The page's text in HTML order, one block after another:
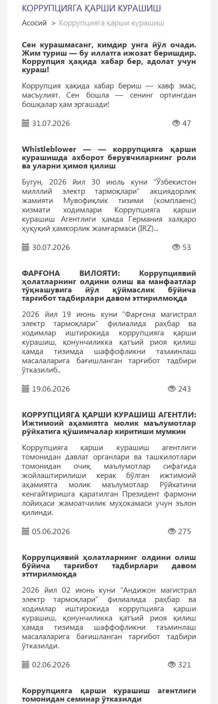
КОРРУПЦИЯГА ҚАРШИ КУРАШИШ
Асосий Коррупцияга қарши курашиш
Сен курашмасанг, кимдир унга йўл очади.
Жим туриш — бу иллатга ижозат беришдир.
Коррупция ҳақида хабар бер, адолат учун
кураш!
Коррупция ҳақида хабар бериш — хавф эмас,
масъулият. Сен бошла — сенинг ортингдан
бошқалар ҳам эргашади!
31.07.2026
47
Whistleblower — — коррупцияга қарши
курашишда ахборот берувчиларнинг роли
ва уларни ҳимоя қилиш
Бугун, 2026 йил 30 июль куни “Ўзбекистон
милллий электр тармоқлари” акциядорлик
жамияти Мувофиқлик тизими (комплаенс)
хизмати ходимлари Коррупцияга қарши
курашиш Агентлиги ҳамда Германия халқаро
ҳуқуқий ҳамкорлик жамғармаси (IRZ)...
30.07.2026
53
ФАРҒОНА ВИЛОЯТИ: Коррупциявий
ҳолатларнинг олдини олиш ва манфаатлар
тўқнашувига йўл қўймаслик бўйича
тарғибот тадбирлари давом эттирилмоқда
2026 йил 19 июнь куни “Фарғона магистрал
электр тармоқлари” филиалида раҳбар ва
ходимлар иштирокида коррупцияга қарши
курашиш, қонунчиликка қатъий риоя қилиш
ҳамда тизимда шаффофликни таъминлаш
масалаларига бағишланган тарғибот тадбири
ўтказилиб..
19.06.2026
243
КОРРУПЦИЯГА ҚАРШИ КУРАШИШ АГEНТЛИ:
Ижтимоий аҳамиятга молик маълумотлар
рўйхатига қўшимчалар киритиши мумкин
Коррупцияга қарши курашиш агентлиги
томонидан давлат органлари ва ташкилотлари
томонидан очиқ маълумотлар сифатида
жойлаштирилиши керак бўлган ижтимоий
аҳамиятга молик маълумотлар Рўйхатини
кенгайтиришга қаратилган Президент фармони
лойиҳаси жамоатчилик муҳокамаси учун эълон
қилинди.
05.06.2026
275
Коррупциявий ҳолатларнинг олдини олиш
бўйича тарғибот тадбирлари давом
эттирилмоқда
2026 йил 02 июнь куни “Андижон магистрал
электр тармоқлари” филиалида раҳбар ва
ходимлар иштирокида коррупцияга қарши
курашиш, қонунчиликка қатъий риоя қилиш
ҳамда тизимда шаффофликни таъминлаш
масалаларига бағишланган тарғибот тадбири
ўтказилди.
02.06.2026
321
Коррупцияга қарши курашиш агентлиги
томонидан семинар ўтказилди